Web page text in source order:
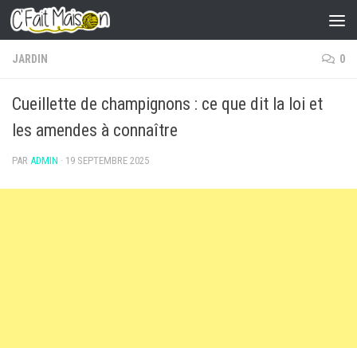
Skip to content
JARDIN 0
Cueillette de champignons : ce que dit la loi et
les amendes à connaître
PAR ADMIN · 19 SEPTEMBRE 2025